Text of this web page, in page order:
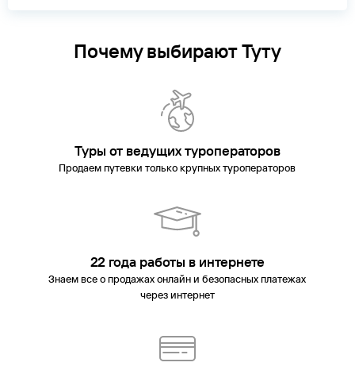
Почему выбирают Туту
Туры от ведущих туроператоров
Продаем путевки только крупных туроператоров
22 года работы в интернете
Знаем все о продажах онлайн и безопасных платежах
через интернет